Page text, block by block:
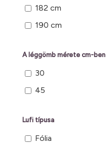
182 cm
190 cm
A léggömb mérete cm-ben
30
45
Lufi típusa
Fólia